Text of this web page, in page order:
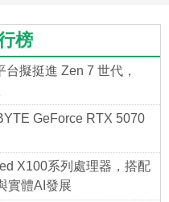
榜
擬挺進 Zen 7 世代，
GeForce RTX 5070
X100系列處理器，搭配
實體AI發展